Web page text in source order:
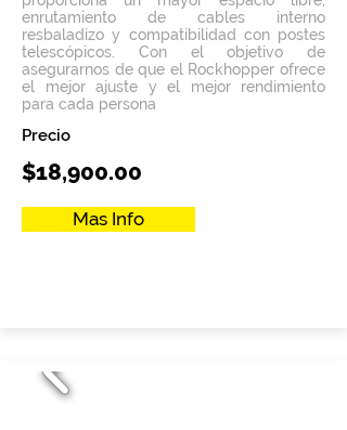
enrutamiento de cables interno
resbaladizo y compatibilidad con postes
telescópicos. Con el objetivo de
asegurarnos de que el Rockhopper ofrece
el mejor ajuste y el mejor rendimiento
para cada persona
Precio
$18,900.00
Mas Info